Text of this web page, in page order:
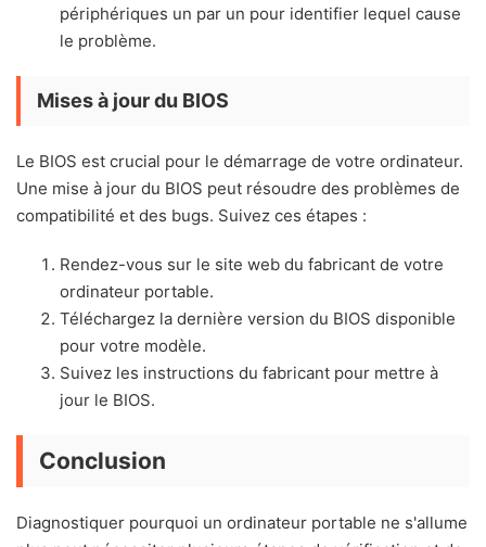
périphériques un par un pour identifier lequel cause
le problème.
Mises à jour du BIOS
Le BIOS est crucial pour le démarrage de votre ordinateur.
Une mise à jour du BIOS peut résoudre des problèmes de
compatibilité et des bugs. Suivez ces étapes :
Rendez-vous sur le site web du fabricant de votre
ordinateur portable.
Téléchargez la dernière version du BIOS disponible
pour votre modèle.
Suivez les instructions du fabricant pour mettre à
jour le BIOS.
Conclusion
Diagnostiquer pourquoi un ordinateur portable ne s'allume